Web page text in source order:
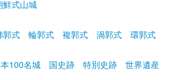
よう来なさったばい版
島原城ブースにて配布されたイベント参加
を島原城の受付窓口に掲示すると貰える御
鮮式山城
郭式 輪郭式 複郭式 渦郭式
環郭式
100名城 国史跡 特別史跡 世界遺産